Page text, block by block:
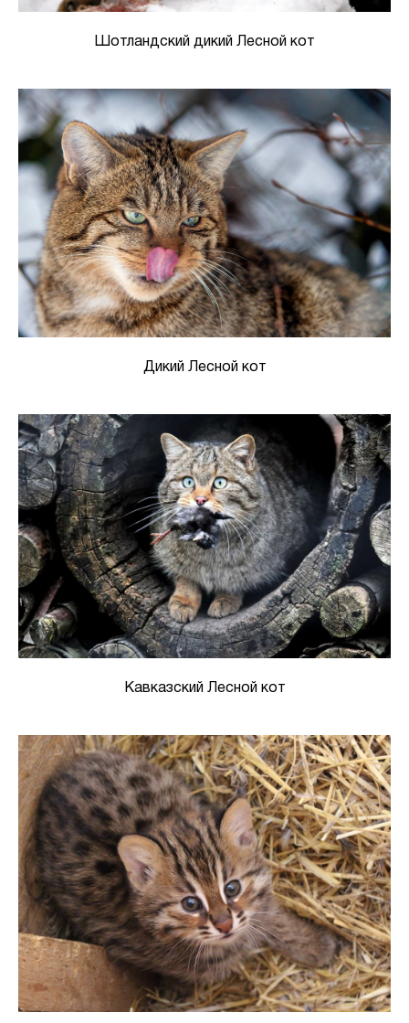
Шотландский дикий Лесной кот
Дикий Лесной кот
Кавказский Лесной кот